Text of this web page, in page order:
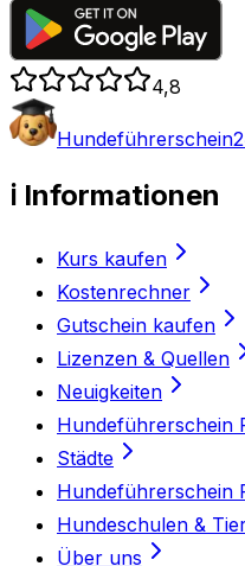
4,8
ℹ️ Informationen
Kurs kaufen
Kostenrechner
Gutschein kaufen
Lizenzen & Quellen
Neuigkeiten
Hundeführerschein
Städte
Hundeführerschein
Hundeschulen &
Über uns